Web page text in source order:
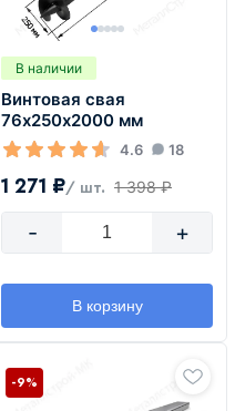
В наличии
Винтовая свая
76х250х2000 мм
4.6 18
1 271 ₽/ шт. 1 398 ₽
- +
В корзину
-9%